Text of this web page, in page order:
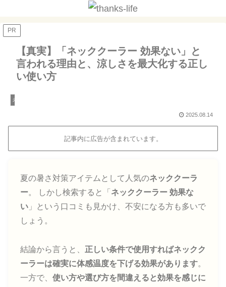
PR
【真実】「ネッククーラー 効果ない」と
言われる理由と、涼しさを最大化する正し
い使い方
未分類
2025.08.14
記事内に広告が含まれています。
夏の暑さ対策アイテムとして人気のネッククーラ
ー。 しかし検索すると「 ネッククーラー 効果な
い 」という口コミも見かけ、不安になる方も多いで
しょう。
結論から言うと、 正しい条件で使用すればネックク
ーラーは確実に体感温度を下げる効果があります。
一方で、 使い方や選び方を間違えると効果を感じに